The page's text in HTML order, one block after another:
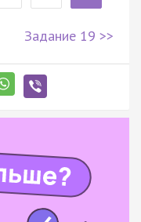
Задание 19 >>